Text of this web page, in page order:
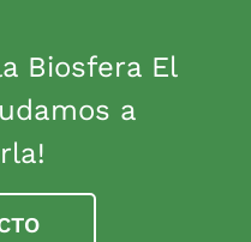
Biosfera El
a